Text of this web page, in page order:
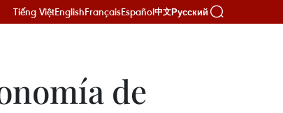
Tiếng ViệtEnglishFrançaisEspañol中文Русский
de